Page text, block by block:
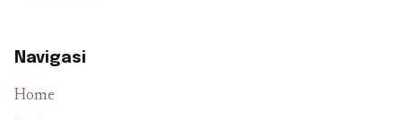
Navigasi
Home